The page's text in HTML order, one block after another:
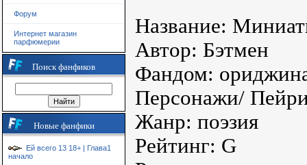
Форум
Интернет магазин
парфюмерии
Поиск фанфиков
Новые фанфики
Ей всего 13 18+ | Глава1
начало
Название:
Автор: Бэтмен
Фандом:
Персонажи/
Жанр: поэзия
Рейтинг: G